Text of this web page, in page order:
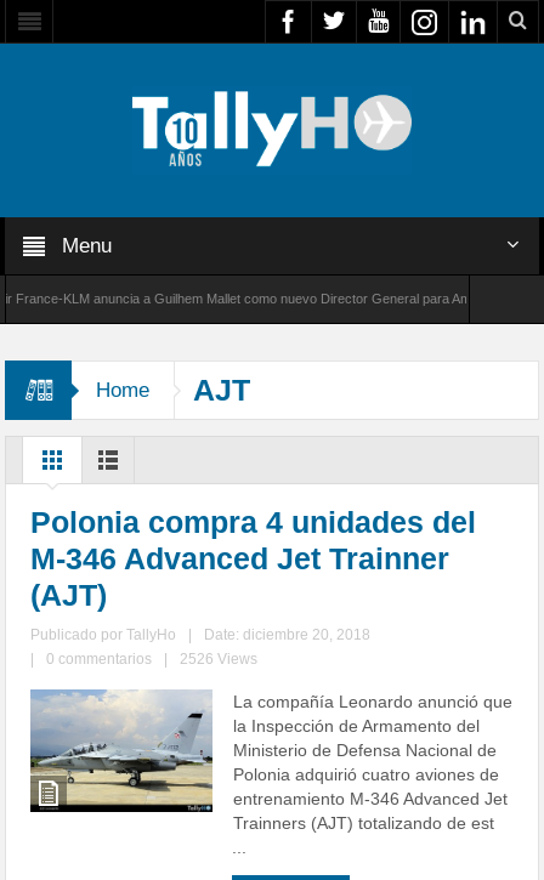
Menu
KLM anuncia a Guilhem Mallet como nuevo Director General para América Latina
Home AJT
Polonia compra 4 unidades del
M-346 Advanced Jet Trainner
(AJT)
Publicado porTallyHo
Date: diciembre 20, 2018
0 commentarios 2526 Views
La compañía Leonardo anunció que
la Inspección de Armamento del
Ministerio de Defensa Nacional de
Polonia adquirió cuatro aviones de
entrenamiento M-346 Advanced Jet
Trainners (AJT) totalizando de est
...